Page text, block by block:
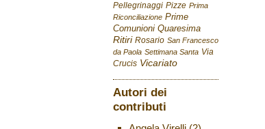
Pellegrinaggi Pizze Prima
Riconciliazione Prime
Comunioni Quaresima
Ritiri Rosario San Francesco
da Paola Settimana Santa Via
Crucis Vicariato
Autori dei
contributi